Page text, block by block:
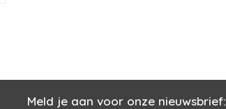
Meld je aan voor onze nieuwsbrief: